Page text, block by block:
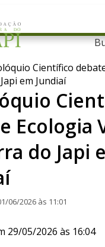
Científico
em Jundiaí
Ecologia
do Japi
06/2026 às 11:01
29/05/2026 às 16:04